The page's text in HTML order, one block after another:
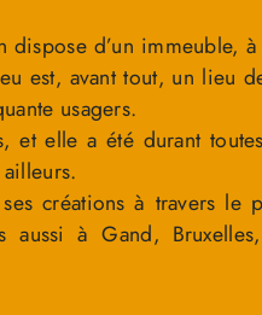
dispose d’un immeuble,
est, avant tout, un lieu
usagers.
et elle a été durant
créations à travers le
aussi à Gand,